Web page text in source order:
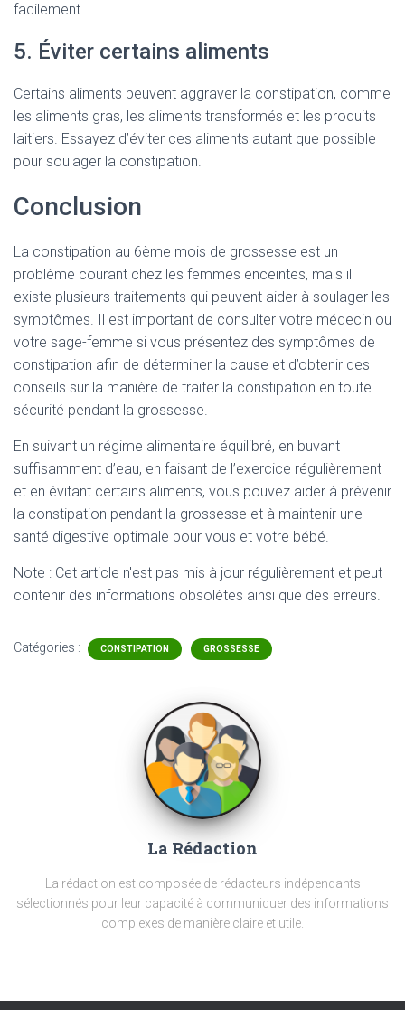
facilement.
5. Éviter certains aliments
Certains aliments peuvent aggraver la constipation, comme
les aliments gras, les aliments transformés et les produits
laitiers. Essayez d’éviter ces aliments autant que possible
pour soulager la constipation.
Conclusion
La constipation au 6ème mois de grossesse est un
problème courant chez les femmes enceintes, mais il
existe plusieurs traitements qui peuvent aider à soulager les
symptômes. Il est important de consulter votre médecin ou
votre sage-femme si vous présentez des symptômes de
constipation afin de déterminer la cause et d’obtenir des
conseils sur la manière de traiter la constipation en toute
sécurité pendant la grossesse.
En suivant un régime alimentaire équilibré, en buvant
suffisamment d’eau, en faisant de l’exercice régulièrement
et en évitant certains aliments, vous pouvez aider à prévenir
la constipation pendant la grossesse et à maintenir une
santé digestive optimale pour vous et votre bébé.
Note : Cet article n'est pas mis à jour régulièrement et peut
contenir des informations obsolètes ainsi que des erreurs.
Catégories : CONSTIPATION GROSSESSE
La Rédaction
La rédaction est composée de rédacteurs indépendants
sélectionnés pour leur capacité à communiquer des informations
complexes de manière claire et utile.